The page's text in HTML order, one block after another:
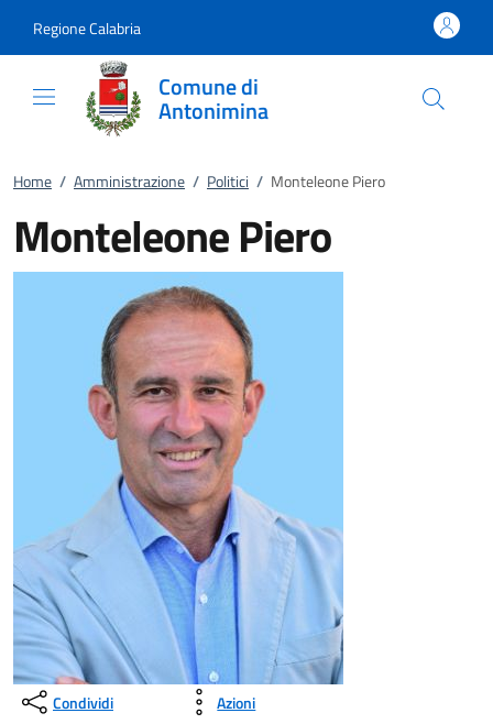
Regione Calabria
Comune di
Antonimina
Home / Amministrazione / Politici / Monteleone Piero
Monteleone Piero
Condividi Azioni